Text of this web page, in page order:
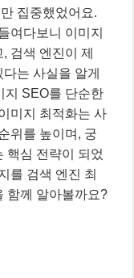
집중했었어요.
여다보니 이미지
검색 엔진이 제
는 사실을 알게
지 SEO를 단순한
미지 최적화는 사
위를 높이며, 궁
핵심 전략이 되었
를 검색 엔진 최
함께 알아볼까요?